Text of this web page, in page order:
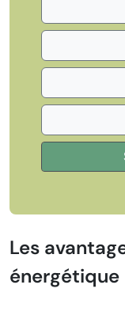
Les
énergétique